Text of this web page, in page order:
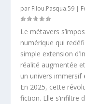
par Filou.Pasqua.59 |
Le métavers
numérique qui
simple extension
réalité augmentée
un univers
En 2025, cette
fiction. Elle s’infiltre